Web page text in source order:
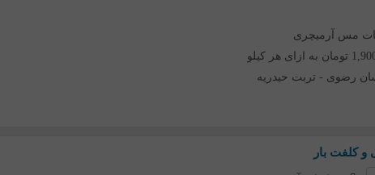
مس آرمیچری
ازای هر کیلو
رضوی -تربت حیدریه
کلفت بار